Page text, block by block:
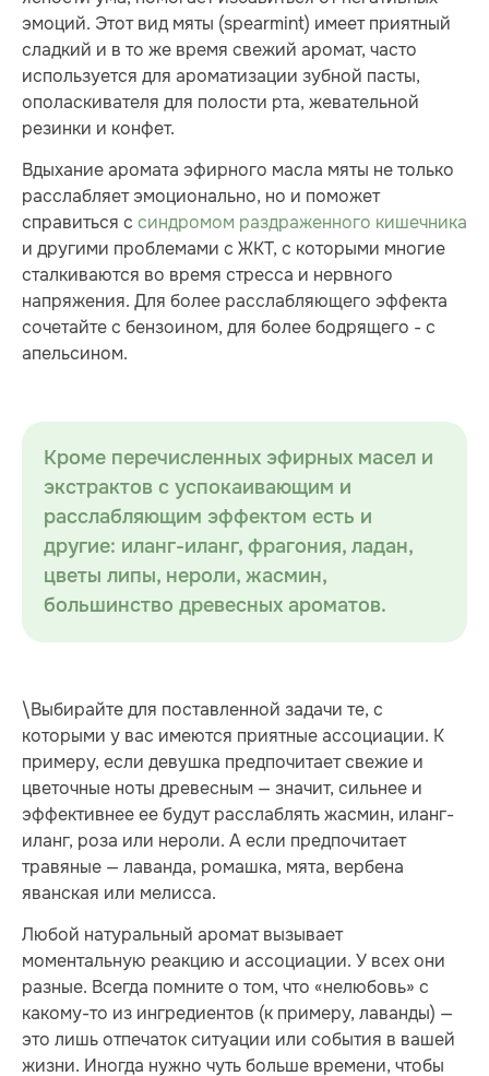
эмоций. Этот вид мяты (spearmint) имеет приятный
сладкий и в то же время свежий аромат, часто
используется для ароматизации зубной пасты,
ополаскивателя для полости рта, жевательной
резинки и конфет.
Вдыхание аромата эфирного масла мяты не только
расслабляет эмоционально, но и поможет
справиться с синдромом раздраженного кишечника
и другими проблемами с ЖКТ, с которыми многие
сталкиваются во время стресса и нервного
напряжения. Для более расслабляющего эффекта
сочетайте с бензоином, для более бодрящего - с
апельсином.
Кроме перечисленных эфирных масел и
экстрактов с успокаивающим и
расслабляющим эффектом есть и
другие: иланг-иланг, фрагония, ладан,
цветы липы, нероли, жасмин,
большинство древесных ароматов.
\Выбирайте для поставленной задачи те, с
которыми у вас имеются приятные ассоциации. К
примеру, если девушка предпочитает свежие и
цветочные ноты древесным — значит, сильнее и
эффективнее ее будут расслаблять жасмин, иланг-
иланг, роза или нероли. А если предпочитает
травяные — лаванда, ромашка, мята, вербена
яванская или мелисса.
Любой натуральный аромат вызывает
моментальную реакцию и ассоциации. У всех они
разные. Всегда помните о том, что «нелюбовь» с
какому-то из ингредиентов (к примеру, лаванды) —
это лишь отпечаток ситуации или события в вашей
жизни. Иногда нужно чуть больше времени, чтобы